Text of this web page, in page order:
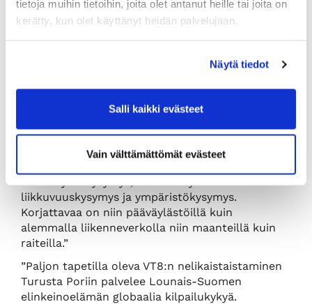
tietoja muihin tietoihin, joita olet antanut heille tai joita on
kerätty, kun olet käyttänyt heidän palvelujaan.
Näytä tiedot
Salli kaikki evästeet
Vain välttämättömät evästeet
liikenteelle. EU-rahoitusmahdollisuuksien osalta
erityisen tärkeää on vaikuttaa liikenteen TEN-T-
Rauman kauppakamarin toimitusjohtaja Riikka
liikenneinfrahankkeiden rahoituksen osalta ison
palan purtavaksi. Liikenneinfraan on pakko alkaa
liikkuvuuskysymys ja ympäristökysymys.
Korjattavaa on niin pääväylästöillä kuin
alemmalla liikenneverkolla niin maanteillä kuin
raiteilla.”
”Paljon tapetilla oleva VT8:n nelikaistaistaminen
Turusta Poriin palvelee Lounais-Suomen
elinkeinoelämän globaalia kilpailukykyä.